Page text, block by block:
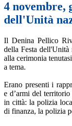
4 novembre,
dell'Unità
Il Denina Pellico
della Festa dell'Unità
alla cerimonia
a tema.
Erano presenti i
e d’armi del
in città: la polizia
di finanza, la polizia